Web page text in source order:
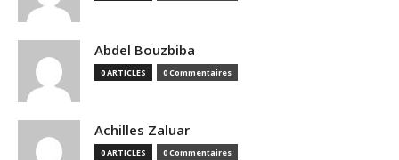
Abdel Bouzbiba
0 ARTICLES 0 Commentaires
Achilles Zaluar
0 ARTICLES 0 Commentaires